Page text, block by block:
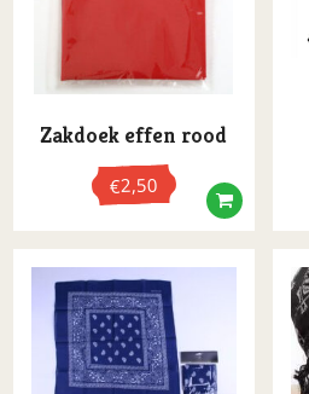
Zakdoek effen rood
€2,50